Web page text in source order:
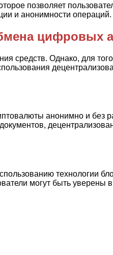
позволяет
и анонимности операций.
цифровых
средств. Однако, для
анонимно и без
технологии
могут быть уверены в